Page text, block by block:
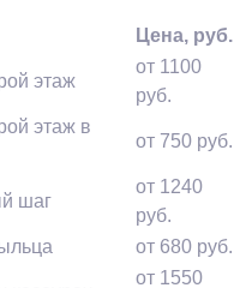
Цена, руб.
этаж
от 1100
руб.
этаж в
от 750 руб.
шаг
от 1240
руб.
от 680 руб.
от 1550